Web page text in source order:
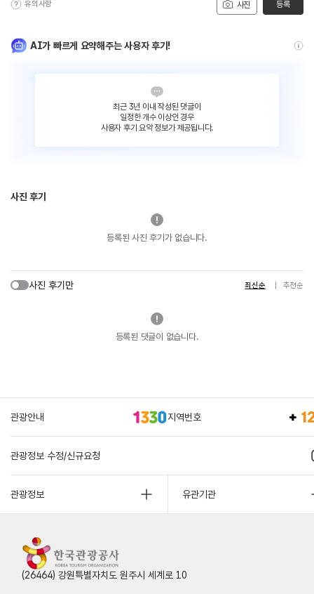
사진
유의사항 등록
AI가 빠르게 요약해주는 사용자 후기!
최근 3년 이내 작성된 댓글이
일정한 개수 이상인 경우
사용자 후기 요약 정보가 제공됩니다.
사진 후기
등록된 사진 후기가 없습니다.
사진 후기만 최신순 추천순
등록된 댓글이 없습니다.
관광안내 지역번호
관광정보 수정/신규요청
관광정보 유관기관
(26464) 강원특별자치도 원주시 세계로 10